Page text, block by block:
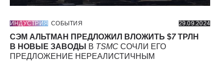
ИНДУСТРИЯ СОБЫТИЯ 29.09.2024
СЭМ АЛЬТМАН ПРЕДЛОЖИЛ ВЛОЖИТЬ $7ТРЛН
В НОВЫЕ ЗАВОДЫ
В TSMC СОЧЛИ ЕГО
ПРЕДЛОЖЕНИЕ НЕРЕАЛИСТИЧНЫМ